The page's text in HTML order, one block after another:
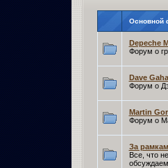
Основной
Depeche
Форум о
Dave
Форум о
Martin
Форум о
За
Все, что
обсуждаем